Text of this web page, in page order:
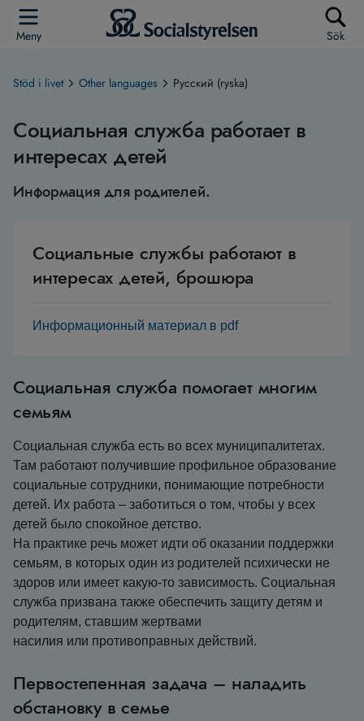
Meny Sök
Stöd i livet Other languages Русский (ryska)
Социальная служба работает в
интересах детей
Информация для родителей.
Социальные службы работают в
интересах детей, брошюра
Информационный материал в pdf
Социальная служба помогает многим
семьям
Социальная служба есть во всех муниципалитетах.
Там работают получившие профильное образование
социальные сотрудники, понимающие потребности
детей. Их работа – заботиться о том, чтобы у всех
детей было спокойное детство.
На практике речь может идти об оказании поддержки
семьям, в которых один из родителей психически не
здоров или имеет какую-то зависимость. Социальная
служба призвана также обеспечить защиту детям и
родителям, ставшим жертвами
насилия или противоправных действий.
Первостепенная задача – наладить
обстановку в семье